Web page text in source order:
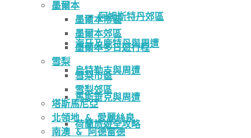
阿姆斯特丹郊區
海牙及鹿特丹與周遭
烏特勒支與周遭
馬斯垂克與周遭
荷蘭旅遊全攻略
墨爾本
墨爾本市區
墨爾本郊區
墨爾本多日遊行程
雪梨
雪梨市區
雪梨郊區
塔斯馬尼亞
北領地 & 愛麗絲泉
南澳 & 阿德雷德